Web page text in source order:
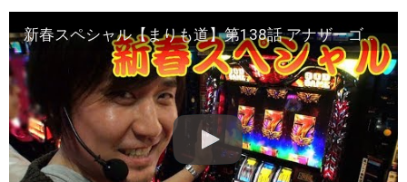
新春スペシャル【まりも道】第138話 アナザーゴッドハーデス -奪われたZEUSVer.- 前編